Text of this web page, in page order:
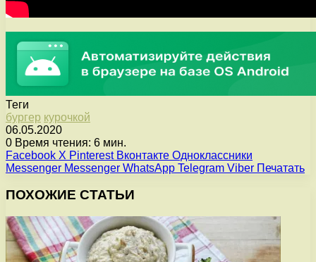
Теги
бургер курочкой
06.05.2020
0 Время чтения: 6 мин.
Facebook X Pinterest Вконтакте Одноклассники
Messenger Messenger WhatsApp Telegram Viber Печатать
ПОХОЖИЕ СТАТЬИ